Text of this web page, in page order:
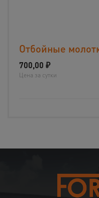
Отбойные
700,00 ₽
Цена за сутки